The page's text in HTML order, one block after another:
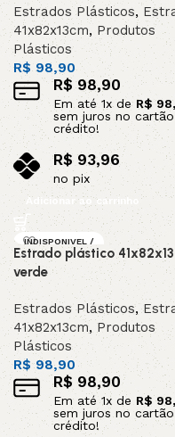
Estrados Plásticos,
41x82x13cm, Produtos
Plásticos
R$98,90
R$ 98,90
Em até 1x de R$
sem juros no
crédito!
R$93,96
no pix
Adicionar ao carrinho
INDISPONIVEL /
SOB ENCOMEND
Estrado plástico
verde
Estrados Plásticos,
41x82x13cm, Produtos
Plásticos
R$98,90
R$ 98,90
Em até1x de R$
sem juros no
crédito!